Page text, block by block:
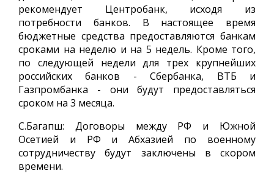
рекомендует Центробанк, исходя из
потребности банков. В настоящее время
бюджетные средства предоставляются банкам
сроками на неделю и на 5 недель. Кроме того,
по следующей недели для трех крупнейших
российских банков - Сбербанка, ВТБ и
Газпромбанка - они будут предоставляться
сроком на 3 месяца.
С.Багапш: Договоры между РФ и Южной
Осетией и РФ и Абхазией по военному
сотрудничеству будут заключены в скором
времени.